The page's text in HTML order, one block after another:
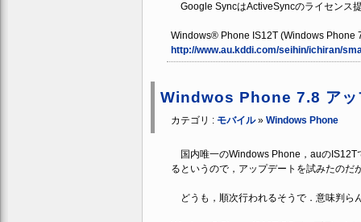
Google SyncはActiveSyncのライセンス
Windows® Phone IS12T (Windows Phone
http://www.au.kddi.com/seihin/ichiran/
Windwos Phone 7.8 アッ
カテゴリ : モバイル» Windows Phone
国内唯一のWindows Phone，auのIS12T
るというので，アップデートを試みたのだ
どうも，順次行われるそうで．意味判ら